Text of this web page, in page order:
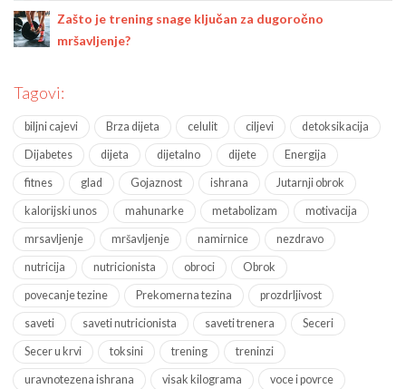
Zašto je trening snage ključan za dugoročno
mršavljenje?
Tagovi:
biljni cajevi Brza dijeta celulit ciljevi detoksikacija
Dijabetes dijeta dijetalno dijete Energija
fitnes glad Gojaznost ishrana Jutarnji obrok
kalorijski unos mahunarke metabolizam motivacija
mrsavljenje mršavljenje namirnice nezdravo
nutricija nutricionista obroci Obrok
povecanje tezine Prekomerna tezina prozdrljivost
saveti saveti nutricionista saveti trenera Seceri
Secer u krvi toksini trening treninzi
uravnotezena ishrana visak kilograma voce i povrce